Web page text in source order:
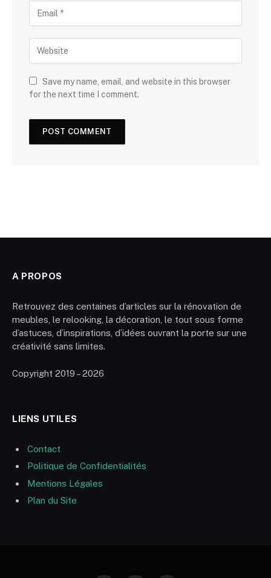
Save my name, email, and website in this browser
for the next time I comment.
A PROPOS
Retrouvez des centaines d’articles sur la rénovation de
meubles, le relooking, la décoration, le tout sous forme
d’astuces, d’inspirations, d’idées ouvrant la porte sur une
créativité sans limites.
Copyright 2019 – 2026
LIENS UTILES
Contact
Politique de Confidentialités
Mentions Légales
Plan du Site